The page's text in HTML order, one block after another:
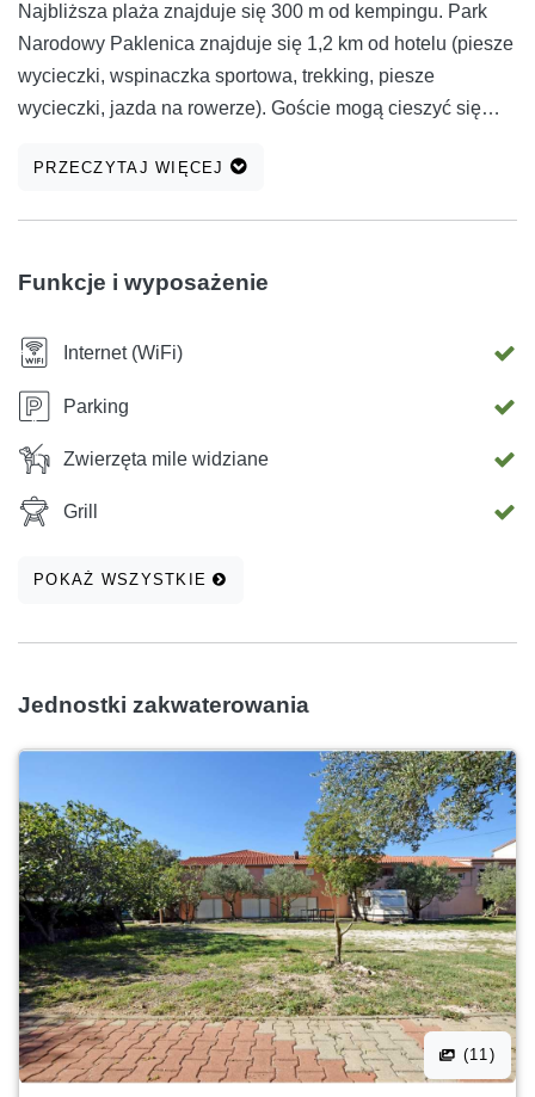
Najbliższa plaża znajduje się 300 m od kempingu. Park
Narodowy Paklenica znajduje się 1,2 km od hotelu (piesze
wycieczki, wspinaczka sportowa, trekking, piesze
wycieczki, jazda na rowerze). Goście mogą cieszyć się
pięknym widokiem na góry. Do dyspozycji grill, pralka
mile widziane (bezpłatnie).
PRZECZYTAJ WIĘCEJ
Funkcje i wyposażenie
Internet (WiFi)
Parking
Zwierzęta mile widziane
Grill
POKAŻ WSZYSTKIE
Jednostki zakwaterowania
(11)